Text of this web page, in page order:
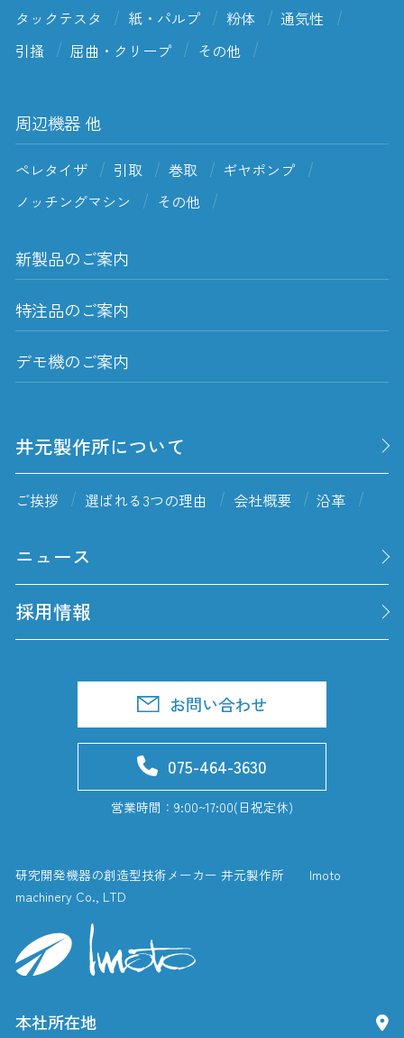
タックテスタ
紙・パルプ 粉体
通気性
引掻
屈曲・クリープ その他
周辺機器 他
ペレタイザ 引取 巻取
ギヤポンプ
ノッチングマシン
その他
新製品のご案内
特注品のご案内
デモ機のご案内
井元製作所について
ご挨拶 選ばれる3つの理由 会社概要 沿革
ニュース
採用情報
お問い合わせ
075-464-3630
営業時間：9:00~17:00(日祝定休)
研究開発機器の創造型技術メーカー 井元製作所 Imoto
machinery Co., LTD
本社所在地